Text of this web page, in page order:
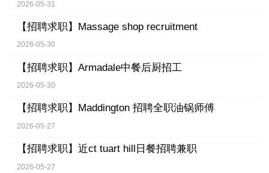
2026-05-31
【招聘求职】 Massage shop recruitment
2026-05-30
【招聘求职】 Armadale中餐后厨招工
2026-05-30
【招聘求职】 Maddington 招聘全职油锅师傅
2026-05-27
【招聘求职】 近ct tuart hill日餐招聘兼职
2026-05-27